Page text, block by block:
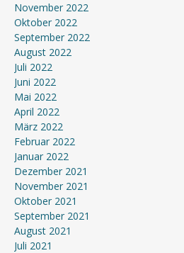
November 2022
Oktober 2022
September 2022
August 2022
Juli 2022
Juni 2022
Mai 2022
April 2022
März 2022
Februar 2022
Januar 2022
Dezember 2021
November 2021
Oktober 2021
September 2021
August 2021
Juli 2021